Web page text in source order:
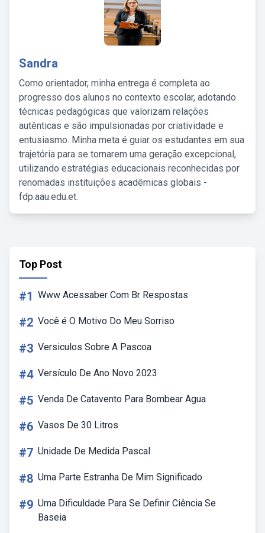
Sandra
Como orientador, minha entrega é completa ao
progresso dos alunos no contexto escolar, adotando
técnicas pedagógicas que valorizam relações
autênticas e são impulsionadas por criatividade e
entusiasmo. Minha meta é guiar os estudantes em sua
trajetória para se tornarem uma geração excepcional,
utilizando estratégias educacionais reconhecidas por
renomadas instituições acadêmicas globais -
fdp.aau.edu.et.
Top Post
#1 Www Acessaber Com Br Respostas
#2 Você é O Motivo Do Meu Sorriso
#3 Versiculos Sobre A Pascoa
#4 Versículo De Ano Novo 2023
#5 Venda De Catavento Para Bombear Agua
#6 Vasos De 30 Litros
#7 Unidade De Medida Pascal
#8 Uma Parte Estranha De Mim Significado
#9 Uma Dificuldade Para Se Definir Ciência Se
Baseia